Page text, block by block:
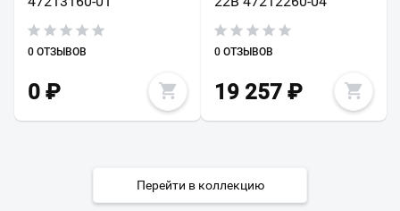
0 ОТЗЫВОВ
0 ₽
0 ОТЗЫВОВ
19 257₽
Перейти в коллекцию